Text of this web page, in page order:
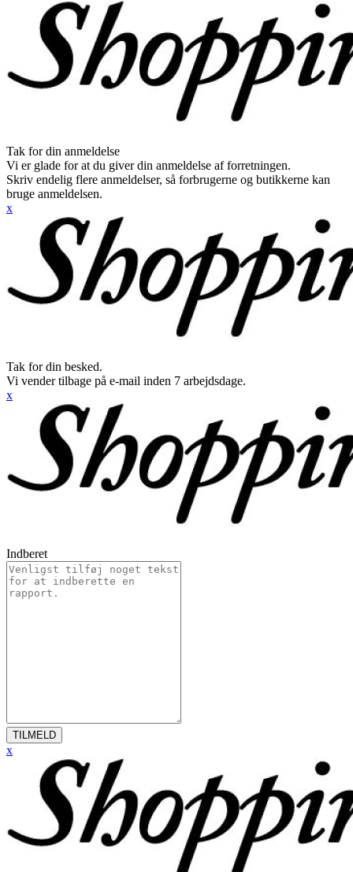
Tak for din anmeldelse
Vi er glade for at du giver din anmeldelse af forretningen.
Skriv endelig flere anmeldelser, så forbrugerne og butikkerne kan
bruge anmeldelsen.
x
Tak for din besked.
Vi vender tilbage på e-mail inden 7 arbejdsdage.
x
Indberet
TILMELD
x